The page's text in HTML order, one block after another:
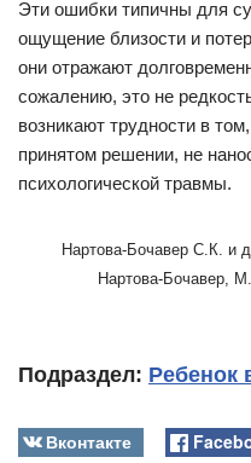
Эти ошибки типичны для
ощущение близости и
они отражают
сожалению, это не
возникают трудности в
принятом решении, не
психологической травмы.
Нартова-Бочавер С.К. и
Нартова-Бочавер,
Подраздел: Ребенок
Вконтакте